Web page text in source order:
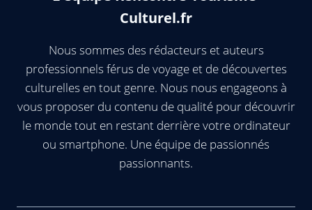
Culturel.fr
Nous sommes des rédacteurs et auteurs
professionnels férus de voyage et de découvertes
culturelles en tout genre. Nous nous engageons à
vous proposer du contenu de qualité pour découvrir
le monde tout en restant derrière votre ordinateur
ou smartphone. Une équipe de passionnés
passionnants.